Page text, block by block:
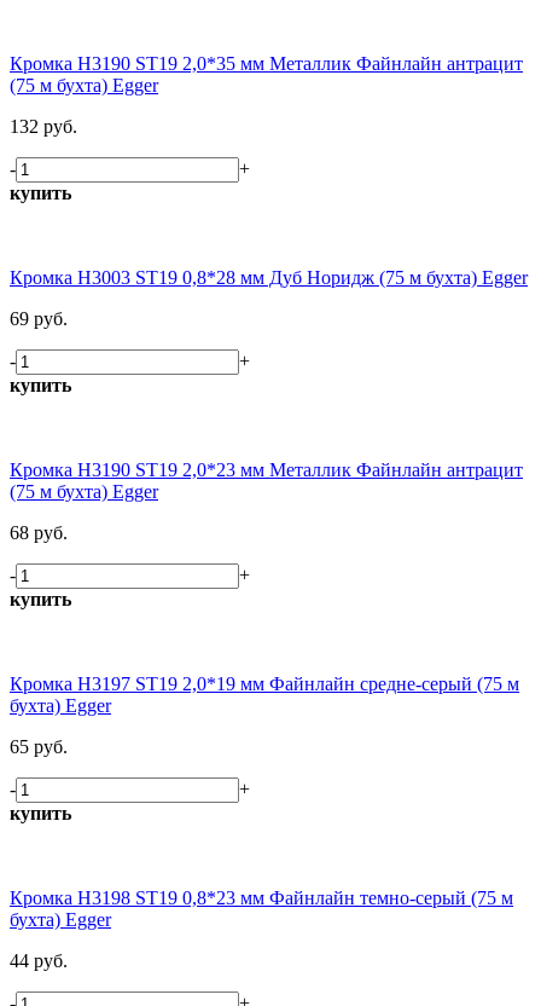
Кромка H3190 ST19 2,0*35 мм Металлик Файнлайн антрацит
(75 м бухта) Egger
132 руб.
-
+
купить
Кромка H3003 ST19 0,8*28 мм Дуб Норидж (75 м бухта) Egger
69 руб.
-
+
купить
Кромка H3190 ST19 2,0*23 мм Металлик Файнлайн антрацит
(75 м бухта) Egger
68 руб.
-
+
купить
Кромка H3197 ST19 2,0*19 мм Файнлайн средне-серый (75 м
бухта) Egger
65 руб.
-
+
купить
Кромка H3198 ST19 0,8*23 мм Файнлайн темно-серый (75 м
бухта) Egger
44 руб.